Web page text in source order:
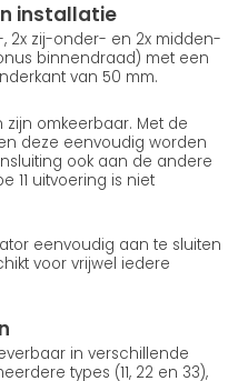
installatie
2x zij-onder- en 2x midden-
binnendraad) met een
van 50 mm.
omkeerbaar. Met de
deze eenvoudig worden
ook aan de andere
11 uitvoering is niet
eenvoudig aan te sluiten
voor vrijwel iedere
in verschillende
types (11, 22 en 33),